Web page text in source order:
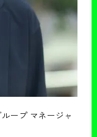
ープ マネージャ